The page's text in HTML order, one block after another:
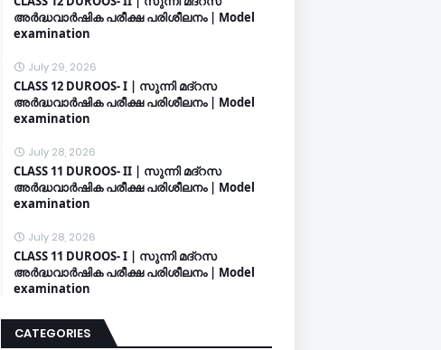
അർദ്ധവാർഷിക പരീക്ഷ പരിശീലനം | Model
examination
July 29, 2026
CLASS 12 DUROOS- I | സുന്നി മദ്റസ
അർദ്ധവാർഷിക പരീക്ഷ പരിശീലനം | Model
examination
July 28, 2026
CLASS 11 DUROOS- II | സുന്നി മദ്റസ
അർദ്ധവാർഷിക പരീക്ഷ പരിശീലനം | Model
examination
July 28, 2026
CLASS 11 DUROOS- I | സുന്നി മദ്റസ
അർദ്ധവാർഷിക പരീക്ഷ പരിശീലനം | Model
examination
CATEGORIES